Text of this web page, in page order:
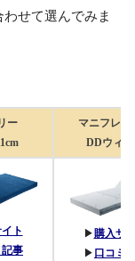
せて選んでみま
ー
マニフレッ
DDウィ
ト
記事
▶︎ 購入サ
▶︎ 口コミ